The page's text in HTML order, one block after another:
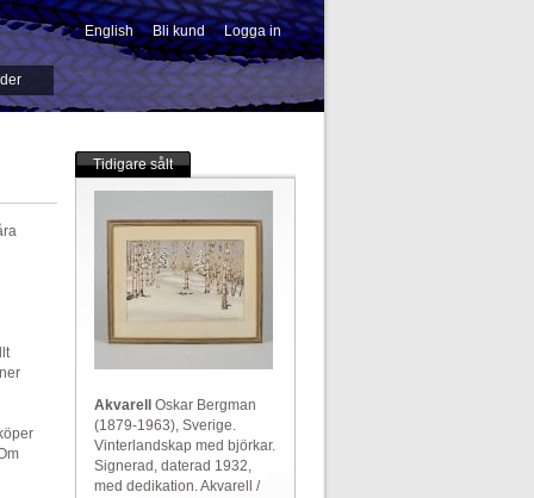
English Bli kund Logga in
-->
Tidigare sålt
Akvarell
Oskar Bergman
(1879-1963), Sverige.
Vinterlandskap med björkar.
Signerad, daterad 1932,
med dedikation. Akvarell /